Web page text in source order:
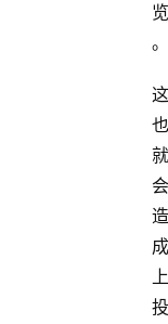
览
。
这
也
就
会
造
成
上
投